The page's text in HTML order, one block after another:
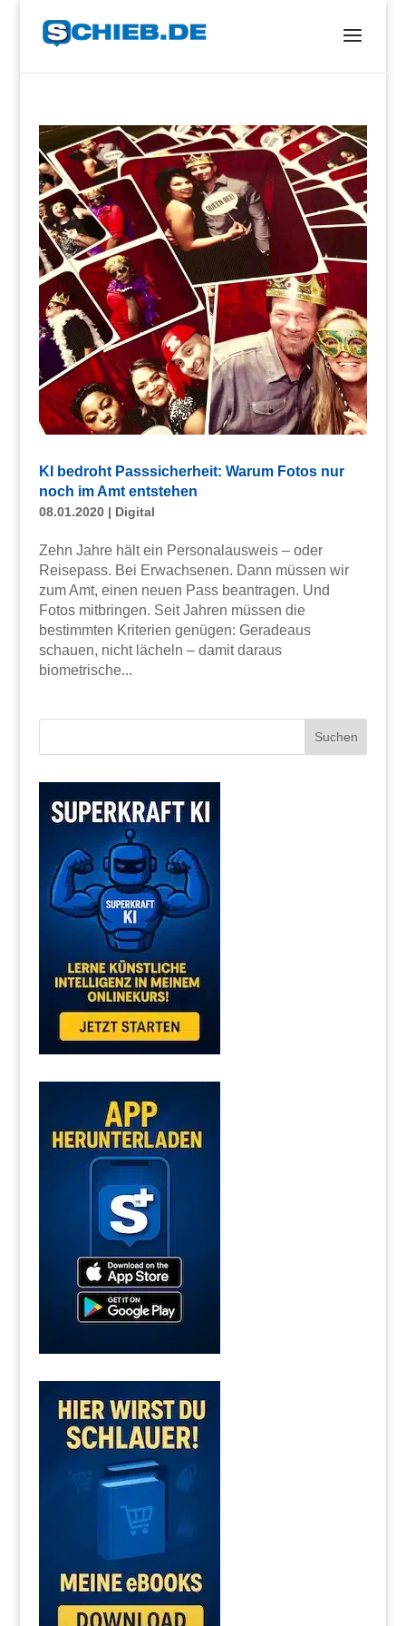
KI bedroht Passsicherheit: Warum Fotos nur
noch im Amt entstehen
08.01.2020| Digital
Zehn Jahre hält ein Personalausweis – oder
Reisepass. Bei Erwachsenen. Dann müssen wir
zum Amt, einen neuen Pass beantragen. Und
Fotos mitbringen. Seit Jahren müssen die
bestimmten Kriterien genügen: Geradeaus
schauen, nicht lächeln – damit daraus
biometrische...